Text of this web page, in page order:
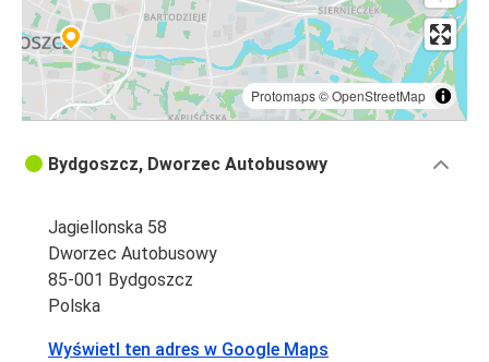
Protomaps©OpenStreetMap
Bydgoszcz, Dworzec Autobusowy
Jagiellonska 58
Dworzec Autobusowy
85-001 Bydgoszcz
Polska
Wyświetl ten adres w Google Maps